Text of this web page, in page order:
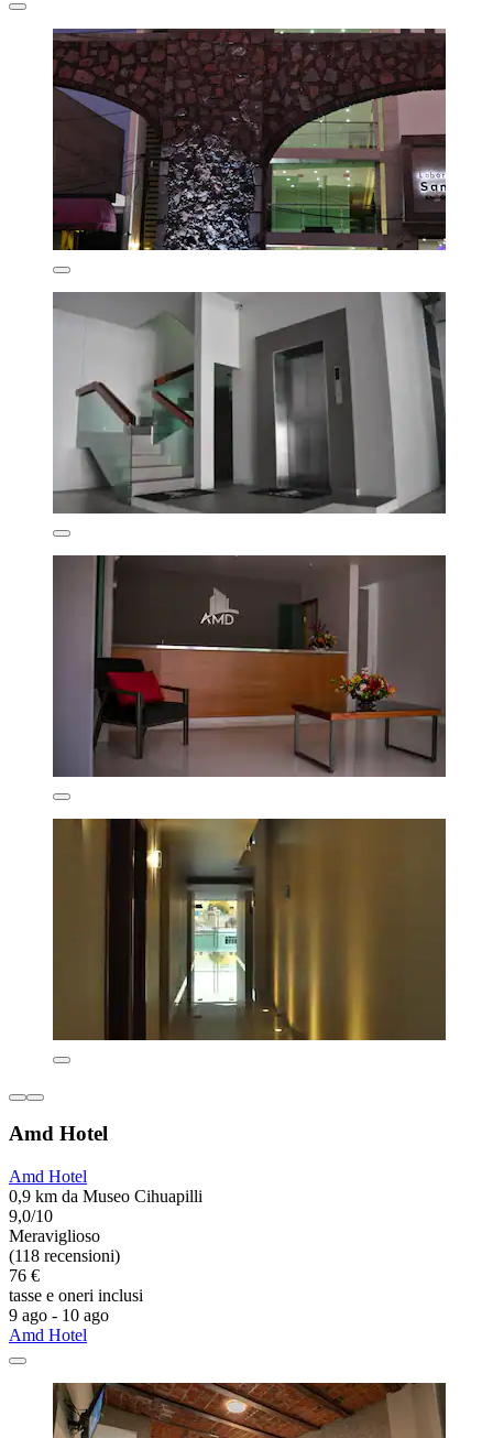
Amd Hotel
Amd Hotel
0,9 km da Museo Cihuapilli
9,0/10
Meraviglioso
(118 recensioni)
76 €
tasse e oneri inclusi
9 ago - 10 ago
Amd Hotel